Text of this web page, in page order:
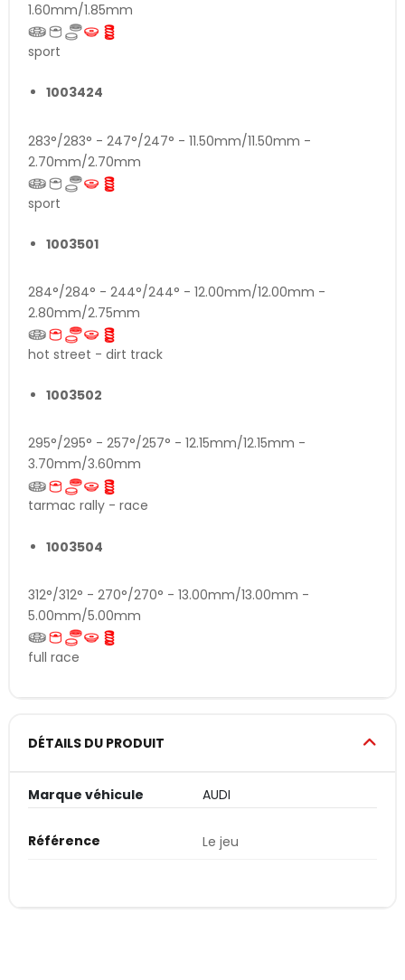
1.60mm/1.85mm
sport
1003424
283°/283° - 247°/247° - 11.50mm/11.50mm -
2.70mm/2.70mm
sport
1003501
284°/284° - 244°/244° - 12.00mm/12.00mm -
2.80mm/2.75mm
hot street - dirt track
1003502
295°/295° - 257°/257° - 12.15mm/12.15mm -
3.70mm/3.60mm
tarmac rally - race
1003504
312°/312° - 270°/270° - 13.00mm/13.00mm -
5.00mm/5.00mm
full race
DÉTAILS DU PRODUIT
Marque véhicule AUDI
Référence Le jeu